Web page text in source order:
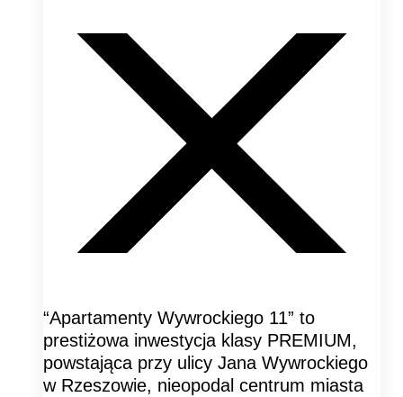
“Apartamenty Wywrockiego 11” to
prestiżowa inwestycja klasy PREMIUM,
powstająca przy ulicy Jana Wywrockiego
w Rzeszowie, nieopodal centrum miasta